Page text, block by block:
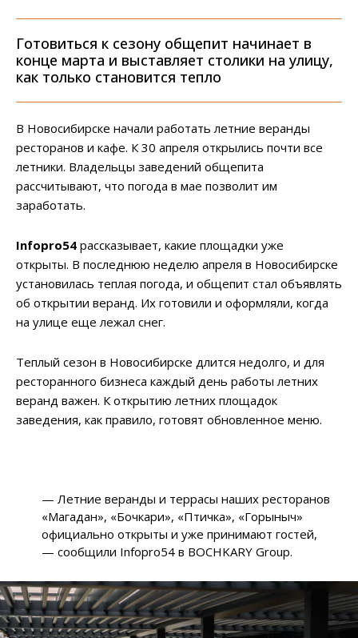
Готовиться к сезону общепит начинает в
конце марта и выставляет столики на улицу,
как только становится тепло
В Новосибирске начали работать летние веранды
ресторанов и кафе. К 30 апреля открылись почти все
летники. Владельцы заведений общепита
рассчитывают, что погода в мае позволит им
заработать.
Infopro54 рассказывает, какие площадки уже
открыты. В последнюю неделю апреля в Новосибирске
установилась теплая погода, и общепит стал объявлять
об открытии веранд. Их готовили и оформляли, когда
на улице еще лежал снег.
Теплый сезон в Новосибирске длится недолго, и для
ресторанного бизнеса каждый день работы летних
веранд важен. К открытию летних площадок
заведения, как правило, готовят обновленное меню.
— Летние веранды и террасы наших ресторанов
«Магадан», «Бочкари», «Птичка», «Горыныч»
официально открыты и уже принимают гостей,
— сообщили Infopro54 в BOCHKARY Group.